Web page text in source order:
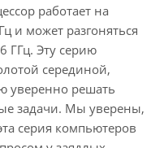
работает на
и может разгоняться
ГГц. Эту серию
серединой,
уверенно решать
задачи. Мы уверены,
серия компьютеров